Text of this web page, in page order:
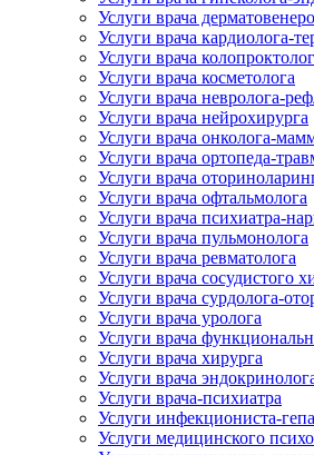
Услуги врача
Услуги врача кардиолога-
Услуги врача
Услуги врача косметолога
Услуги врача невролога-
Услуги врача нейрохирурга
Услуги врача онколога-
Услуги врача ортопеда-
Услуги врача
Услуги врача офтальмолога
Услуги врача психиатра-
Услуги врача пульмонолога
Услуги врача ревматолога
Услуги врача сосудистого
Услуги врача сурдолога-
Услуги врача уролога
Услуги врача
Услуги врача хирурга
Услуги врача
Услуги врача-психиатра
Услуги инфекциониста-
Услуги медицинского